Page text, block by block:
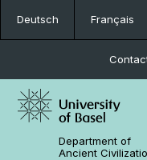
Deutsch Français
Department of
Ancient